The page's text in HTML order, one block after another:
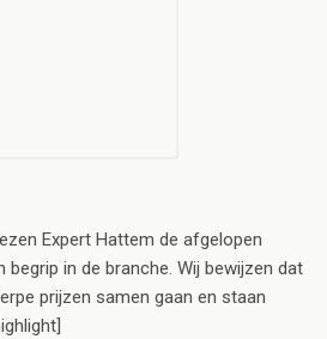
Expert Hattem de afgelopen
in de branche. Wij bewijzen dat
prijzen samen gaan en staan